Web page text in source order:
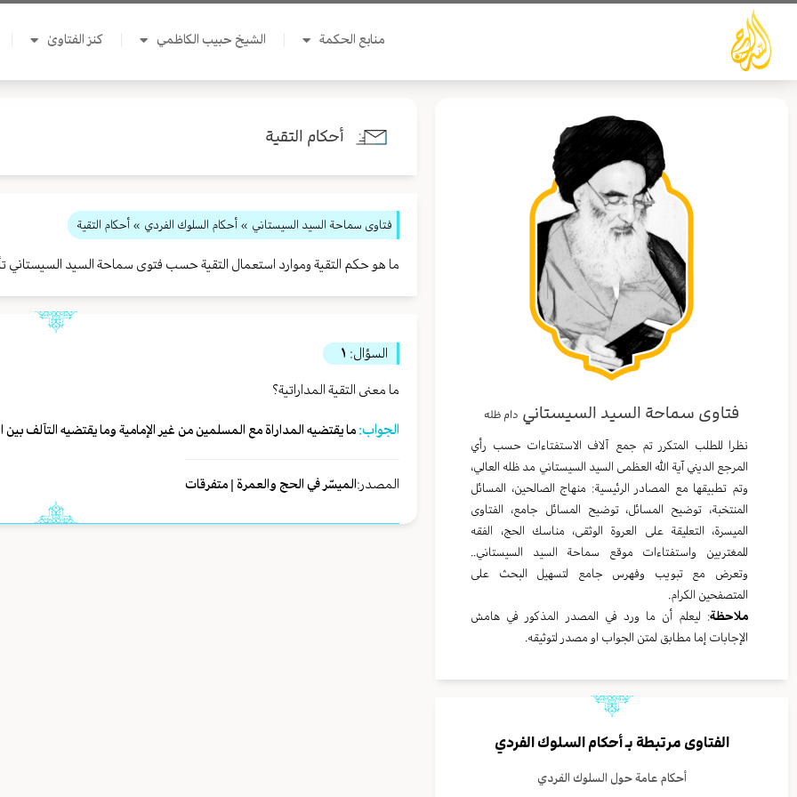
تخطي
المحتوى
منابع الحكمة الشيخ حبيب الكاظمي كنز الفتاوىٰ
فتاوى سماحة السيد السيستاني دام ظله
نظرا للطلب المتكرر تم جمع آلاف الاستفتاءات حسب رأي
المرجع الديني آية الله العظمى السيد السيستاني مد ظله العالي،
وتم تطبيقها مع المصادر الرئيسية: منهاج الصالحين، المسائل
المنتخبة، توضيح المسائل، توضيح المسائل جامع، الفتاوى
الميسرة، التعليقة على العروة الوثقى، مناسك الحج، الفقه
للمغتربين واستفتاءات موقع سماحة السيد السيستاني..
وتعرض مع تبويب وفهرس جامع لتسهيل البحث على
المتصفحين الكرام.
ملاحظة: ليعلم أن ما ورد في المصدر المذكور في هامش
الإجابات إما مطابق لمتن الجواب او مصدر لتوثيقه.
الفتاوى مرتبطة بـأحكام السلوك الفردي
أحكام عامة حول السلوك الفردي
أحكام التقية
فتاوى سماحة السيد السيستاني » أحكام السلوك الفردي » أحكام التقية
ما هو حكم التقية وموارد استعمال التقية حسب فتوى سماحة السيد
السؤال: ١
ما معنى التقية المداراتية؟
الجواب: ما يقتضيه المداراة مع المسلمين من غير الإمامية وما يقتضيه التآلف
المصدر:الميسّر في الحج والعمرة | متفرقات